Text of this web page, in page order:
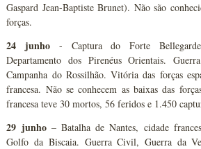
Gaspard Jean-Baptiste Brunet). Não são
forças.
24 junho - Captura do Forte
Departamento dos Pirenéus Orientais.
Campanha do Rossilhão. Vitória das forças
francesa. Não se conhecem as baixas das
francesa teve 30 mortos, 56 feridos e 1.450
29 junho– Batalha de Nantes, cidade
Golfo da Biscaia. Guerra Civil, Guerra da